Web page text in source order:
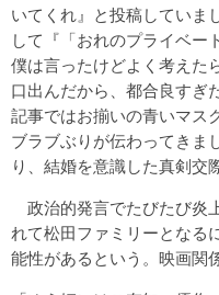
いてくれ』と投稿していま
して『「おれのプライベー
僕は言ったけどよく考えた
口出んだから、都合良すぎ
記事ではお揃いの青いマス
ブラブぶりが伝わってきま
り、結婚を意識した真剣交
政治的発言でたびたび炎
れて松田ファミリーとなる
能性があるという。映画関